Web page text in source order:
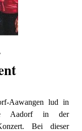
Aawangen lud in
Aadorf in der
Bei dieser